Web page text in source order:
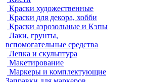
Краски художественные
Краски для декора, хобби
Краски аэрозольные и Кэпы
Лаки, грунты,
вспомогательные средства
Лепка и скульптура
Макетирование
Маркеры и комплектующие